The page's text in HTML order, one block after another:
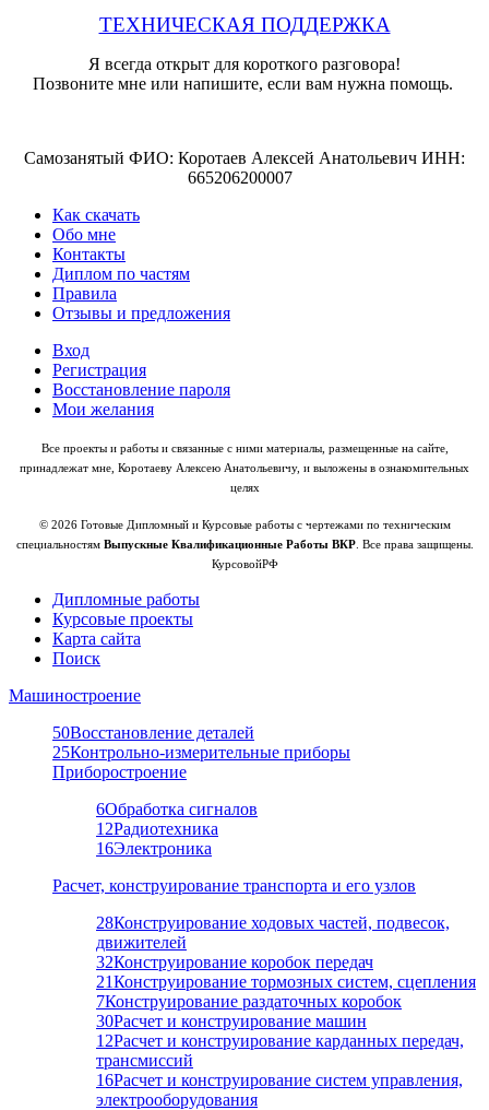
ТЕХНИЧЕСКАЯ ПОДДЕРЖКА
Я всегда открыт для короткого разговора!
Позвоните мне или напишите, если вам нужна помощь.
Самозанятый ФИО: Коротаев Алексей Анатольевич ИНН:
665206200007
Как скачать
Обо мне
Контакты
Диплом по частям
Правила
Отзывы и предложения
Вход
Регистрация
Восстановление пароля
Мои желания
Все проекты и работы и связанные с ними материалы, размещенные на сайте,
принадлежат мне, Коротаеву Алексею Анатольевичу, и выложены в ознакомительных
целях
© 2026 Готовые Дипломный и Курсовые работы с чертежами по техническим
специальностям Выпускные Квалификационные Работы ВКР. Все права защищены.
КурсовойРФ
Дипломные работы
Курсовые проекты
Карта сайта
Поиск
Машиностроение
50Восстановление деталей
25Контрольно-измерительные приборы
Приборостроение
6Обработка сигналов
12Радиотехника
16Электроника
Расчет, конструирование транспорта и его узлов
28Конструирование ходовых частей, подвесок,
движителей
32Конструирование коробок передач
21Конструирование тормозных систем, сцепления
7Конструирование раздаточных коробок
30Расчет и конструирование машин
12Расчет и конструирование карданных передач,
трансмиссий
16Расчет и конструирование систем управления,
электрооборудования